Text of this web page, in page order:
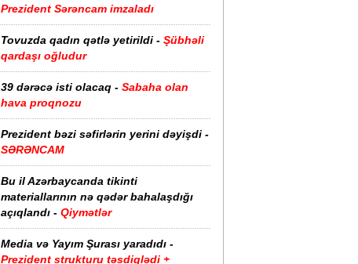
Prezident Sərəncam imzaladı
Tovuzda qadın qətlə yetirildi - Şübhəli
qardaşı oğludur
39 dərəcə isti olacaq - Sabaha olan
hava proqnozu
Prezident bəzi səfirlərin yerini dəyişdi -
SƏRƏNCAM
Bu il Azərbaycanda tikinti
materiallarının nə qədər bahalaşdığı
açıqlandı - Qiymətlər
Media və Yayım Şurası yaradıdı -
Prezident strukturu təsdiqlədi +